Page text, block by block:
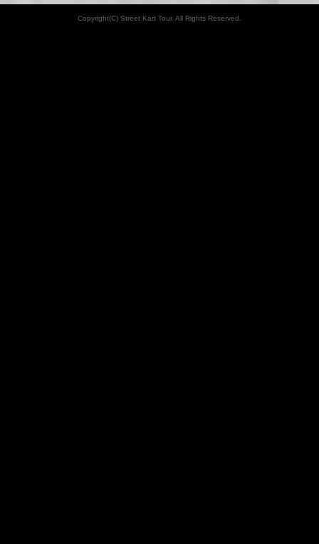
Copyright(C) Street Kart Tour. All Rights Reserved.